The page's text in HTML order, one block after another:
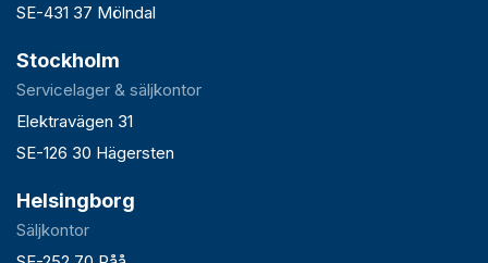
SE-431 37 Mölndal
Stockholm
Servicelager & säljkontor
Elektravägen 31
SE-126 30 Hägersten
Helsingborg
Säljkontor